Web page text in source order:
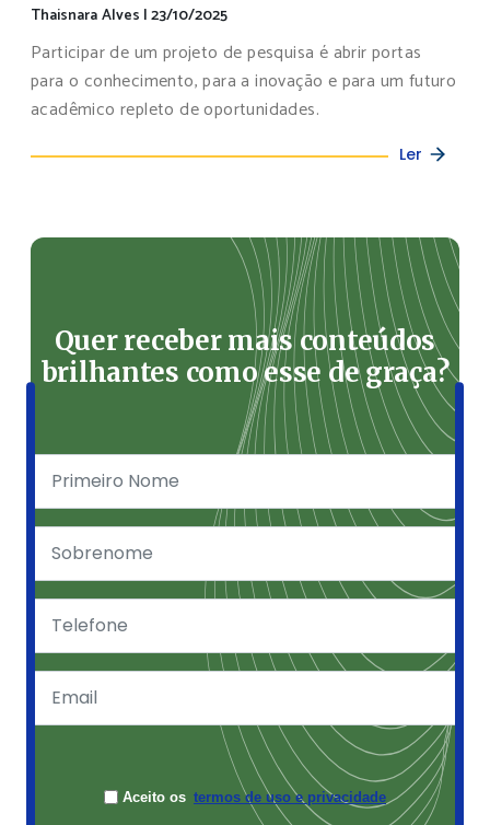
Thaisnara Alves |23/10/2025
Participar de um projeto de pesquisa é abrir portas
para o conhecimento, para a inovação e para um futuro
acadêmico repleto de oportunidades.
Ler
Quer receber mais conteúdos
brilhantes como esse de graça?
Aceito os termos de uso e privacidade